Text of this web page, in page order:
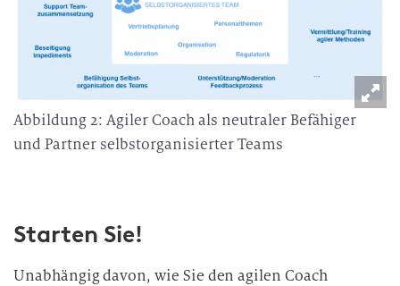
Abbildung 2: Agiler Coach als neutraler Befähiger
und Partner selbstorganisierter Teams
Starten Sie!
Unabhängig davon, wie Sie den agilen Coach